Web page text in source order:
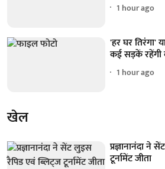
1 hour ago
'हर घर तिरंगा'
कई सड़कें रहेंगी
1 hour ago
खेल
प्रज्ञानानंदा ने
टूर्नामेंट जीता